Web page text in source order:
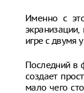
Именно с
игре с двумя
Последний в
создает
мало чего